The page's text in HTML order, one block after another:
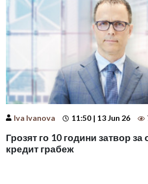
Iva Ivanova 11:50 | 13 Jun 26
Грозят го 10 години затвор за
кредит грабеж